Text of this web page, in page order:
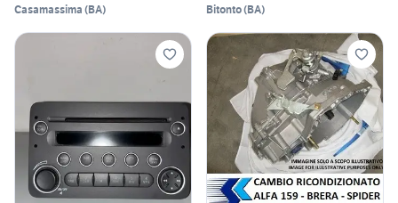
Casamassima (BA) Bitonto(BA)